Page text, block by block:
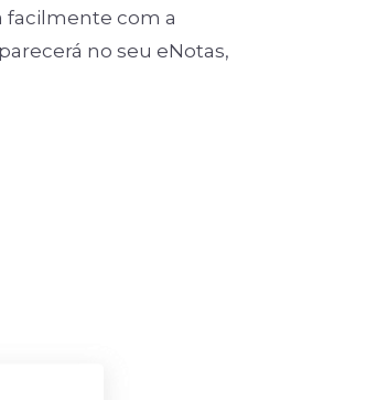
facilmente com a
no seu eNotas,